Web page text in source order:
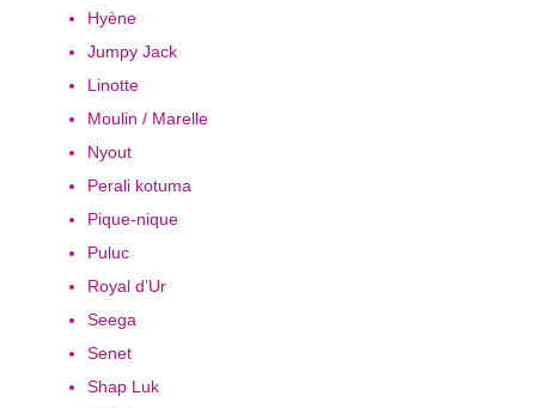
Hyène
Jumpy Jack
Linotte
Moulin / Marelle
Nyout
Perali kotuma
Pique-nique
Puluc
Royal d’Ur
Seega
Senet
Shap Luk